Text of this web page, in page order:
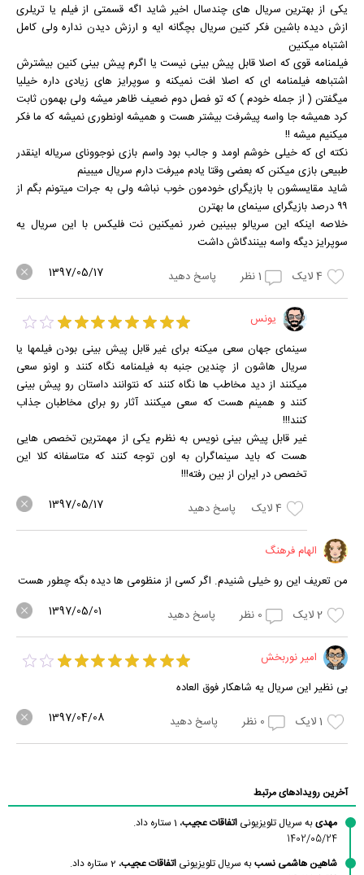
یکی از بهترین سریال های چندسال اخیر شاید اگه قسمتی از فیلم یا تریلری
ازش دیده باشین فکر کنین سریال بچگانه ایه و ارزش دیدن نداره ولی کامل
اشتباه میکنین
فیلمنامه قوی که اصلا قابل پیش بینی نیست یا اگرم پیش بینی کنین بیشترش
اشتباهه فیلمنامه ای که اصلا افت نمیکنه و سوپرایز های زیادی داره خیلیا
میگفتن ( از جمله خودم ) که تو فصل دوم ضعیف ظاهر میشه ولی بهمون ثابت
کرد همیشه جا واسه پیشرفت بیشتر هست و همیشه اونطوری نمیشه که ما فکر
میکنیم میشه !!
نکته ای که خیلی خوشم اومد و جالب بود واسم بازی نوجوونای سریاله اینقدر
طبیعی بازی میکنن که بعضی وقتا یادم میرفت دارم سریال میبینم
شاید مقایسشون با بازیگرای خودمون خوب نباشه ولی به جرات میتونم بگم از
۹۹ درصد بازیگرای سینمای ما بهترن
خلاصه اینکه این سریالو ببینین ضرر نمیکنین نت فلیکس با این سریال یه
سوپرایز دیگه واسه بینندگاش داشت
4لایک 1نظر پاسخ دهید 1397/05/17
یونس
سینمای جهان سعی میکنه برای غیر قابل پیش بینی بودن فیلمها یا
سریال هاشون از چندین جنبه به فیلمنامه نگاه کنند و اونو سعی
میکنند از دید مخاطب ها نگاه کنند که نتوانند داستان رو پیش بینی
کنند و همینم هست که سعی میکنند آثار رو برای مخاطبان جذاب
کنند!!!
غیر قابل پیش بینی نویس به نظرم یکی از مهمترین تخصص هایی
هست که باید سینماگران به اون توجه کنند که متاسفانه کلا این
تخصص در ایران از بین رفته!!!
4لایک پاسخ دهید 1397/05/17
الهام فرهنگ
من تعریف این رو خیلی شنیدم. اگر کسی از منظومی ها دیده بگه چطور هست
2لایک 0 نظر پاسخ دهید 1397/05/01
امیر نوربخش
بی نظیر این سریال یه شاهکار فوق العاده
1لایک 0 نظر پاسخ دهید 1397/04/08
آخرین رویدادهای مرتبط
مهدیبه سریال تلویزیونی اتفاقات عجیب، 1 ستاره داد.
1402/05/24
شاهین هاشمی نسببه سریال تلویزیونی اتفاقات عجیب، 2 ستاره داد.